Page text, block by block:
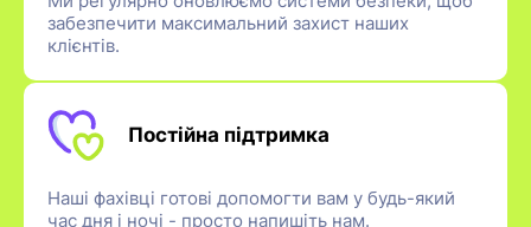
забезпечити максимальний захист наших
клієнтів.
Постійна підтримка
Наші фахівці готові допомогти вам у будь-який
час дня і ночі - просто напишіть нам.